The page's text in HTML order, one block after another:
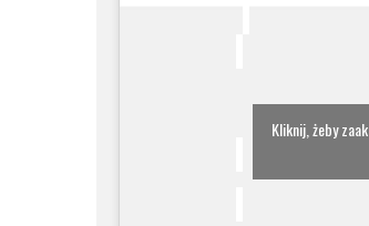
Kliknij, żeby